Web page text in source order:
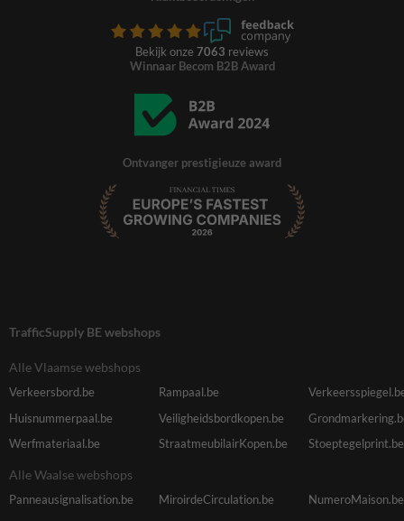
Bekijk onze 7063 reviews
Winnaar Becom B2B Award
Ontvanger prestigieuze award
TrafficSupply BE webshops
Alle Vlaamse webshops
Verkeersbord.be Rampaal.be
Huisnummerpaal.be
Veiligheidsbordkopen.be
Werfmateriaal.be
StraatmeubilairKopen.be Stoeptegelprint.be
Alle Waalse webshops
Panneausignalisation.be MiroirdeCirculation.be
NumeroMaison.be